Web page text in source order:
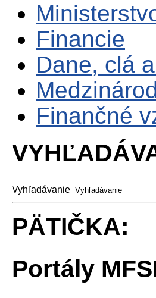
Financie
Dane, clá
Finančné
Vyhľadávanie
PÄTIČKA:
Portály